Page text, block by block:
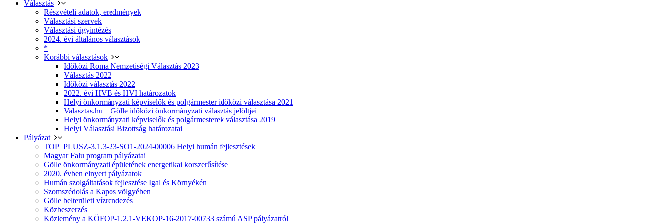
Választás
Részvételi adatok, eredmények
Választási szervek
Választási ügyintézés
2024. évi általános választások
*
Korábbi választások
Időközi Roma Nemzetiségi Választás 2023
Választás 2022
Időközi választás 2022
2022. évi HVB és HVI határozatok
Helyi önkormányzati képviselők és polgármester időközi választása 2021
Valasztas.hu – Gölle időközi önkormányzati választás jelöltjei
Helyi önkormányzati képviselők és polgármesterek választása 2019
Helyi Választási Bizottság határozatai
Pályázat
TOP_PLUSZ-3.1.3-23-SO1-2024-00006 Helyi humán fejlesztések
Magyar Falu program pályázatai
Gölle önkormányzati épületének energetikai korszerűsítése
2020. évben elnyert pályázatok
Humán szolgáltatások fejlesztése Igal és Környékén
Szomszédolás a Kapos völgyében
Gölle belterületi vízrendezés
Közbeszerzés
Közlemény a KÖFOP-1.2.1-VEKOP-16-2017-00733 számú ASP pályázatról